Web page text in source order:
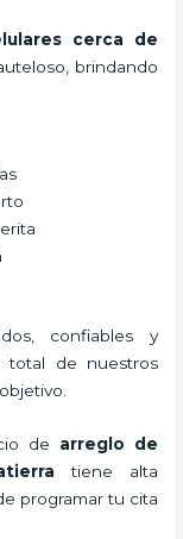
cerca de
brindando
confiables y
total de nuestros
objetivo.
de arreglo de
tiene alta
programar tu cita